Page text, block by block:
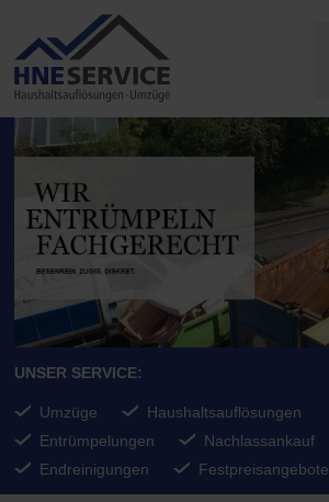
UNSER SERVICE:
Umzüge
Haushaltsauflösungen
Entrümpelungen
Nachlassankauf
Endreinigungen
Festpreisangebote